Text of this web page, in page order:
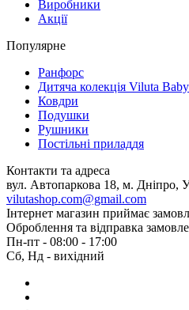
Виробники
Акції
Популярне
Ранфорс
Дитяча колекція Viluta Baby
Ковдри
Подушки
Рушники
Постільні приладдя
Контакти та адреса
вул. Автопаркова 18, м. Дніпро,
vilutashop.com@gmail.com
Інтернет магазин приймає
Оброблення та відправка
Пн-пт - 08:00 - 17:00
Сб, Нд - вихідний